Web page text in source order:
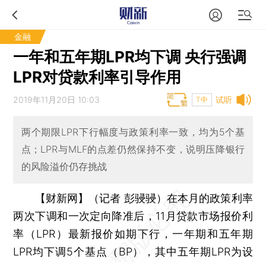
金融
一年和五年期LPR均下调 央行强调
LPR对贷款利率引导作用
试听
2019年11月20日 10:03 T中
两个期限LPR下行幅度与政策利率一致，均为5个基
点；LPR与MLF的点差仍然保持不变，说明压降银行
的风险溢价仍存挑战
【财新网】（记者 彭骎骎） 在本月的政策利率
两次下调和一次定向降准后，11月贷款市场报价利
率（LPR）最新报价如期下行，一年期和五年期
LPR均下调5个基点（BP），其中五年期LPR为设